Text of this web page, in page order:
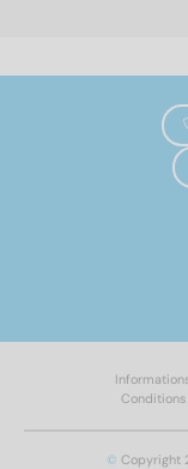
© Copyright
Conditions